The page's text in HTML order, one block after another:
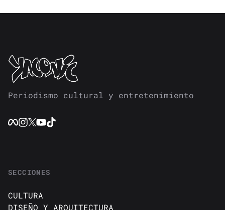
Periodismo cultural y entretenimiento
SECCIONES
CULTURA
DISEÑO Y ARQUITECTURA